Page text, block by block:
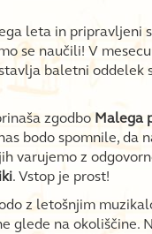
leta in pripravljeni
se naučili! V
baletni
zgodbo Malega
bodo spomnile, da
varujemo z
. Vstop je prost!
z letošnjim
glede na okoliščine.